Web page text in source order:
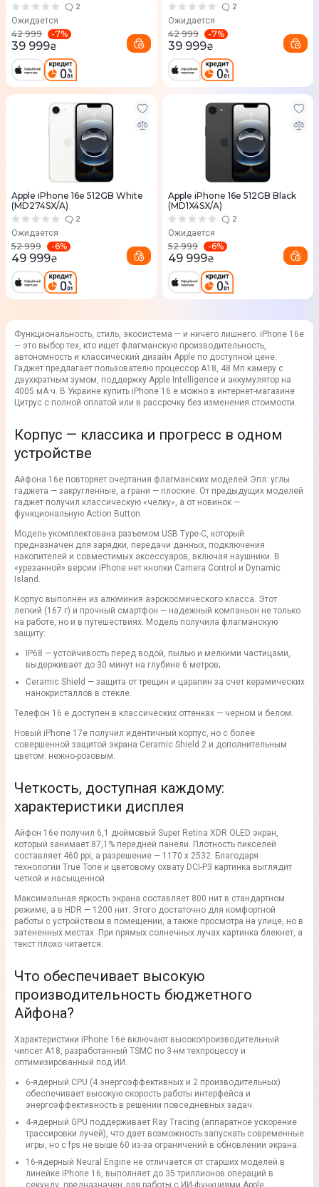
2
Ожидается
42 999 -7%
39 999₴
2
Ожидается
42 999 -7%
39 999₴
Apple iPhone 16e 512GB White
(MD274SX/A)
2
Ожидается
52 999 -6%
49 999₴
Apple iPhone 16e 512GB Black
(MD1X4SX/A)
2
Ожидается
52 999 -6%
49 999₴
Функциональность, стиль, экосистема — и ничего лишнего. iPhone 16e
— это выбор тех, кто ищет флагманскую производительность,
автономность и классический дизайн Apple по доступной цене.
Гаджет предлагает пользователю процессор A18, 48 Мп камеру с
двухкратным зумом, поддержку Apple Intelligence и аккумулятор на
4005 мА·ч. В Украине купить iPhone 16 e можно в интернет-магазине
Цитрус с полной оплатой или в рассрочку без изменения стоимости.
Корпус — классика и прогресс в одном
устройстве
Айфона 16e повторяет очертания флагманских моделей Эпл: углы
гаджета — закругленные, а грани — плоские. От предыдущих моделей
гаджет получил классическую «челку», а от новинок —
функциональную Action Button.
Модель укомплектована разъемом USB Type-C, который
предназначен для зарядки, передачи данных, подключения
накопителей и совместимых аксессуаров, включая наушники. В
«урезанной» версии iPhone нет кнопки Camera Control и Dynamic
Island.
Корпус выполнен из алюминия аэрокосмического класса. Этот
легкий (167 г) и прочный смартфон — надежный компаньон не только
на работе, но и в путешествиях. Модель получила флагманскую
защиту:
IP68 — устойчивость перед водой, пылью и мелкими частицами,
выдерживает до 30 минут на глубине 6 метров;
Ceramic Shield — защита от трещин и царапин за счет керамических
нанокристаллов в стекле.
Телефон 16 e доступен в классических оттенках — черном и белом.
Новый iPhone 17e получил идентичный корпус, но с более
совершенной защитой экрана Ceramic Shield 2 и дополнительным
цветом: нежно-розовым.
Четкость, доступная каждому:
характеристики дисплея
Айфон 16е получил 6,1 дюймовый Super Retina XDR OLED экран,
который занимает 87,1% передней панели. Плотность пикселей
составляет 460 ppi, а разрешение — 1170 х 2532. Благодаря
технологии True Tone и цветовому охвату DCI-P3 картинка выглядит
четкой и насыщенной.
Максимальная яркость экрана составляет 800 нит в стандартном
режиме, а в HDR — 1200 нит. Этого достаточно для комфортной
работы с устройством в помещении, а также просмотра на улице, но в
затененных местах. При прямых солнечных лучах картинка блекнет, а
текст плохо читается.
Что обеспечивает высокую
производительность бюджетного
Айфона?
Характеристики iPhone 16e включают высокопроизводительный
чипсет А18, разработанный TSMC по 3-нм техпроцессу и
оптимизированный под ИИ.
6-ядерный CPU (4 энергоэффективных и 2 производительных)
обеспечивает высокую скорость работы интерфейса и
энергоэффективность в решении повседневных задач.
4-ядерный GPU поддерживает Ray Tracing (аппаратное ускорение
трассировки лучей), что дает возможность запускать современные
игры, но с fps не выше 60 из-за ограничений в обновлении экрана.
16-ядерный Neural Engine не отличается от старших моделей в
линейке iPhone 16, выполняет до 35 триллионов операций в
секунду, предназначен для работы с ИИ-функциями Apple